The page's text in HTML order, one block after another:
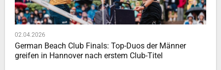
02.04.2026
German Beach Club Finals: Top-Duos der Männer
greifen in Hannover nach erstem Club-Titel